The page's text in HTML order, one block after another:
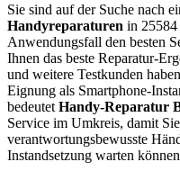
Sie sind auf der Suche nach
Handyreparaturen in
Anwendungsfall den besten
Ihnen das beste Reparatur-
und weitere Testkunden
Eignung als Smartphone-
bedeutet Handy-Reparatur
Service im Umkreis, damit
verantwortungsbewusste
Instandsetzung warten